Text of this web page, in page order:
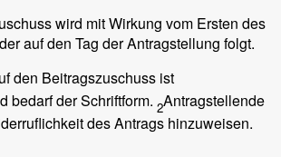
wird mit Wirkung vom Ersten des
auf den Tag der Antragstellung folgt.
den Beitragszuschuss ist
bedarf der Schriftform. 2Antragstellende
des Antrags hinzuweisen.